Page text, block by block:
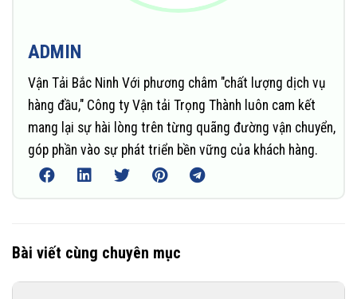
ADMIN
Vận Tải Bắc Ninh Với phương châm "chất lượng dịch vụ
hàng đầu," Công ty Vận tải Trọng Thành luôn cam kết
mang lại sự hài lòng trên từng quãng đường vận chuyển,
góp phần vào sự phát triển bền vững của khách hàng.
Bài viết cùng chuyên mục